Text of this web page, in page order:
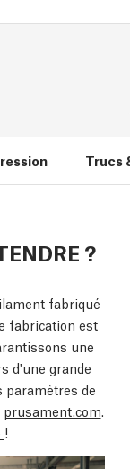
Trucs
?
fabriqué
fabrication est
une
d'une grande
paramètres de
prusament.com.
!